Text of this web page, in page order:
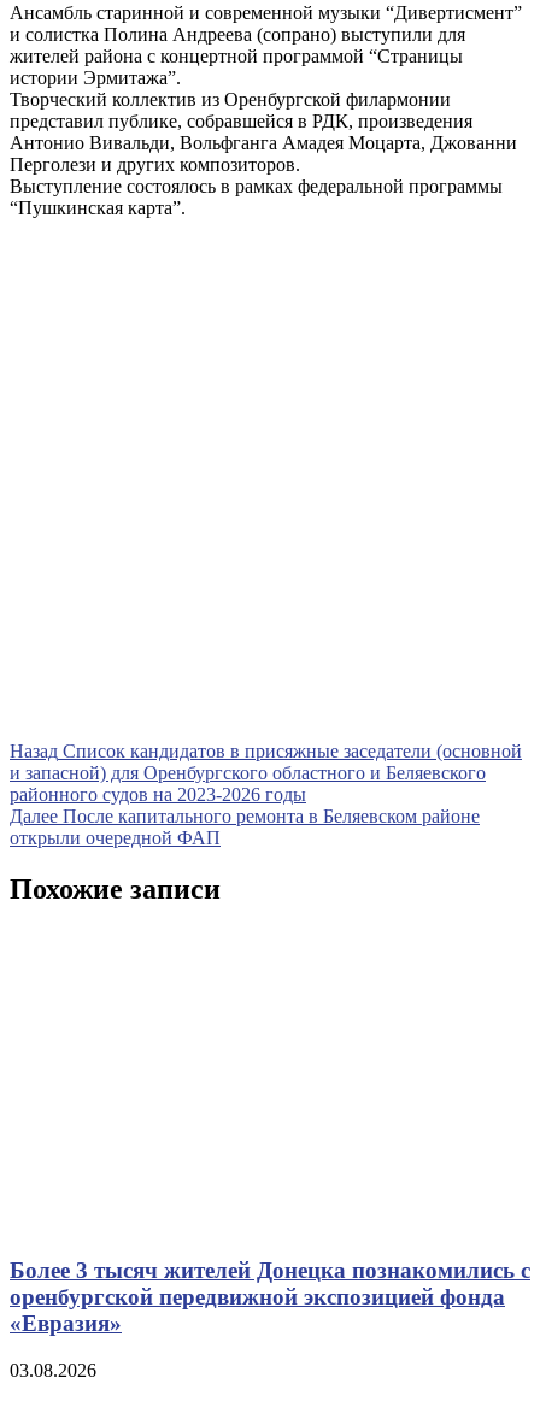
Ансамбль старинной и современной музыки “Дивертисмент”
и солистка Полина Андреева (сопрано) выступили для
жителей района с концертной программой “Страницы
истории Эрмитажа”.
Творческий коллектив из Оренбургской филармонии
представил публике, собравшейся в РДК, произведения
Антонио Вивальди, Вольфганга Амадея Моцарта, Джованни
Перголези и других композиторов.
Выступление состоялось в рамках федеральной программы
“Пушкинская карта”.
Навигация
по
записям
Назад Предыдущая
запись
Список кандидатов в присяжные заседатели (основной
и запасной) для Оренбургского областного и Беляевского
районного судов на 2023-2026 годы
Далее Следующая
запись
После капитального ремонта в Беляевском районе
открыли очередной ФАП
Похожие записи
Более 3 тысяч жителей Донецка познакомились с
оренбургской передвижной экспозицией фонда
«Евразия»
03.08.2026